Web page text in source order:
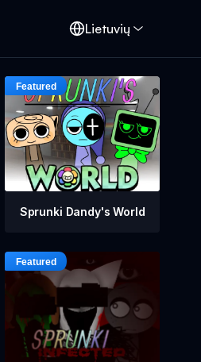
Lietuvių
Sprunki Dandy's World